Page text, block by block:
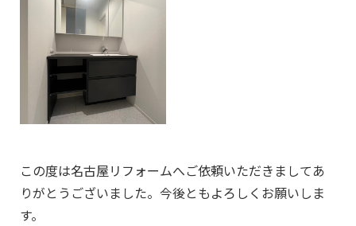
この度は名古屋リフォームへご依頼いただきましてあ
りがとうございました。今後ともよろしくお願いしま
す。